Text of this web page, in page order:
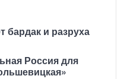
бардак и разруха
Россия для